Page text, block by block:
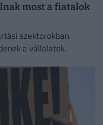
most a fiatalok
szektorokban
a vállalatok.